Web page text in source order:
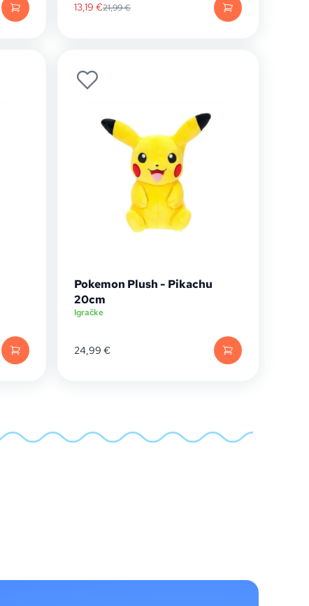
13,19 €21,99€
Pokemon Plush - Pikachu
20cm
Igračke
24,99 €